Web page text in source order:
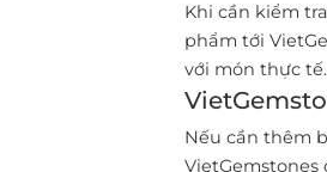
Khi cần kiểm
phẩm tới
với món thực tế.
Nếu cần thêm